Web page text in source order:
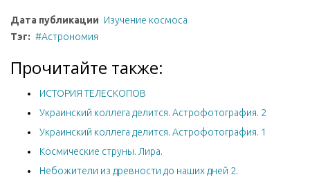
Дата публикации Изучение космоса
Тэг:
Астрономия
Прочитайте также:
ИСТОРИЯ ТЕЛЕСКОПОВ
Украинский коллега делится. Астрофотография. 2
Украинский коллега делится. Астрофотография. 1
Космические струны. Лира.
Небожители из древности до наших дней 2.